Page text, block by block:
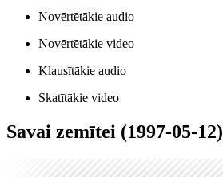
Novērtētākie audio
Novērtētākie video
Klausītākie audio
Skatītākie video
Savai zemītei (1997-05-12)